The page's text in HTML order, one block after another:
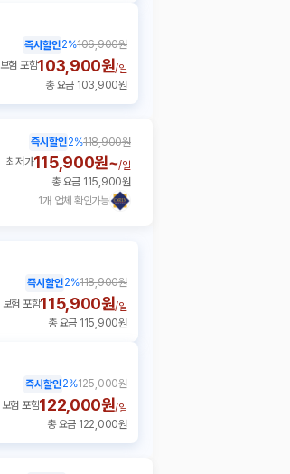
즉시할인2%106,900원
보험 포함103,900원/일
총 요금 103,900원
1개 업체 확인가능
즉시할인2%118,900원
최저가115,900원~/일
총 요금 115,900원
즉시할인2%118,900원
보험 포함115,900원/일
총 요금 115,900원
즉시할인2%125,000원
보험 포함122,000원/일
총 요금 122,000원